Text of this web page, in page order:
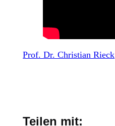
Prof. Dr. Christian Rieck
Teilen mit: